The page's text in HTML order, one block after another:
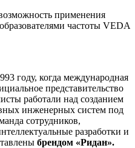
применения
частоты VEDA
году, когда международная
представительство
работали над созданием
инженерных систем под
сотрудников,
разработки и
брендом «Ридан».